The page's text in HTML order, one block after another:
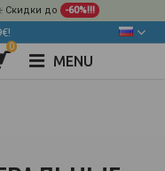
Скидки до -60%!!!
0
MENU